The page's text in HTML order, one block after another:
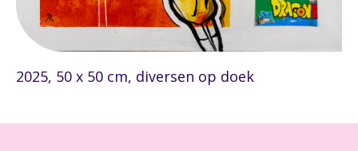
2025, 50 x 50 cm, diversen op doek